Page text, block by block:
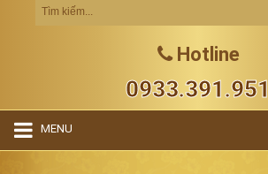
Hotline
0933.391.951
MENU